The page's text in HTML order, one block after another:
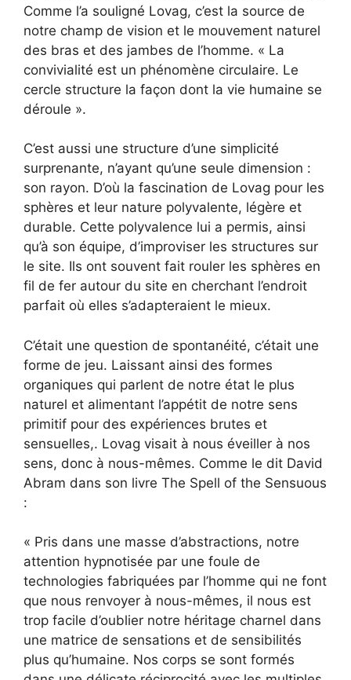
Comme l’a souligné Lovag, c’est la source de
notre champ de vision et le mouvement naturel
des bras et des jambes de l’homme. « La
convivialité est un phénomène circulaire. Le
cercle structure la façon dont la vie humaine se
déroule ».
C’est aussi une structure d’une simplicité
surprenante, n’ayant qu’une seule dimension :
son rayon. D’où la fascination de Lovag pour les
sphères et leur nature polyvalente, légère et
durable. Cette polyvalence lui a permis, ainsi
qu’à son équipe, d’improviser les structures sur
le site. Ils ont souvent fait rouler les sphères en
fil de fer autour du site en cherchant l’endroit
parfait où elles s’adapteraient le mieux.
C’était une question de spontanéité, c’était une
forme de jeu. Laissant ainsi des formes
organiques qui parlent de notre état le plus
naturel et alimentant l’appétit de notre sens
primitif pour des expériences brutes et
sensuelles,. Lovag visait à nous éveiller à nos
sens, donc à nous-mêmes. Comme le dit David
Abram dans son livre The Spell of the Sensuous
:
« Pris dans une masse d’abstractions, notre
attention hypnotisée par une foule de
technologies fabriquées par l’homme qui ne font
que nous renvoyer à nous-mêmes, il nous est
trop facile d’oublier notre héritage charnel dans
une matrice de sensations et de sensibilités
plus qu’humaine. Nos corps se sont formés